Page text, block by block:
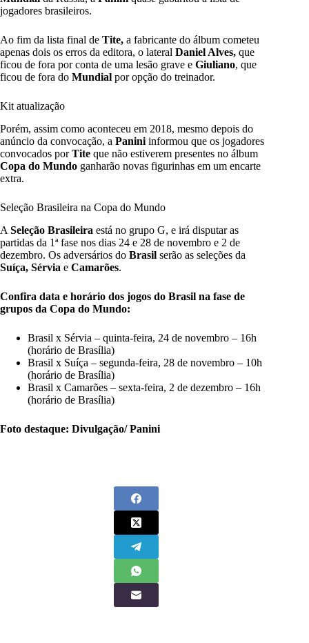
jogadores brasileiros.
Ao fim da lista final de Tite, a fabricante do álbum cometeu
apenas dois os erros da editora, o lateral Daniel Alves, que
ficou de fora por conta de uma lesão grave e Giuliano, que
ficou de fora do Mundial por opção do treinador.
Kit atualização
Porém, assim como aconteceu em 2018, mesmo depois do
anúncio da convocação, a Panini informou que os jogadores
convocados porTite que não estiverem presentes no álbum
Copa do Mundo ganharão novas figurinhas em um encarte
extra.
Seleção Brasileira na Copa do Mundo
A Seleção Brasileira está no grupo G, e irá disputar as
partidas da 1ª fase nos dias 24 e 28 de novembro e 2 de
dezembro. Os adversários do Brasil serão as seleções da
Suíça, Sérvia e Camarões.
Confira data e horário dos jogos do Brasil na fase de
grupos da Copa do Mundo:
Brasil x Sérvia – quinta-feira, 24 de novembro – 16h
(horário de Brasília)
Brasil x Suíça – segunda-feira, 28 de novembro – 10h
(horário de Brasília)
Brasil x Camarões – sexta-feira, 2 de dezembro – 16h
(horário de Brasília)
Foto destaque: Divulgação/ Panini